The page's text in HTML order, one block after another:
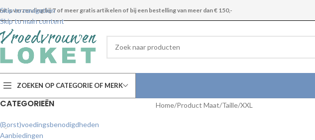
Skip to navigation
Skip to main content
verzending bij 7 of meer gratis artikelen of bij een bestelling van meer dan € 150,-
ZOEKEN OP CATEGORIE OF MERK
CATEGORIEËN
(Borst)voedingsbenodigdheden
Aanbiedingen
Home Product Maat/Taille XXL